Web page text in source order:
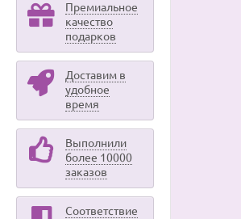
Премиальное
качество
подарков
Доставим в
удобное
время
Выполнили
более 10000
заказов
Соответствие